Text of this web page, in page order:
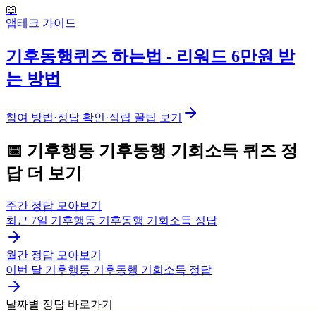
📖
앱테크 가이드
기후동행퀴즈 하는법 - 리워드 6만원 받
는 방법
참여 방법·정답 확인·적립 꿀팁 보기
📅 기후행동 기후동행 기회소득 퀴즈 정
답 더 보기
주간 정답 모아보기
최근 7일 기후행동 기후동행 기회소득 정답
월간 정답 모아보기
이번 달 기후행동 기후동행 기회소득 정답
날짜별 정답 바로가기